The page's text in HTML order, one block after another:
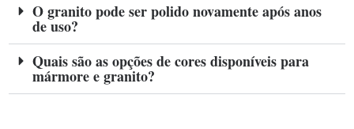
O granito pode ser polido novamente após anos
de uso?
Quais são as opções de cores disponíveis para
mármore e granito?